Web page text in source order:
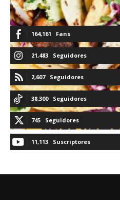
164,161 Fans
21,483 Seguidores
2,607 Seguidores
38,300 Seguidores
745 Seguidores
11,113 Suscriptores